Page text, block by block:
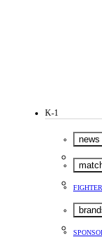
K-1
news
FIGHTER